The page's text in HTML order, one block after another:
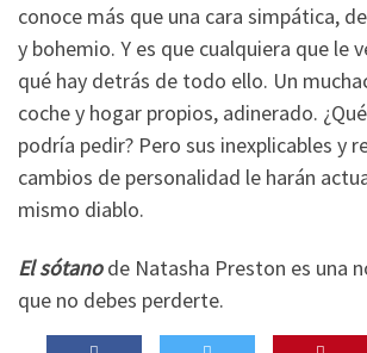
conoce más que una cara simpática,
y bohemio. Y es que cualquiera que le
qué hay detrás de todo ello. Un
coche y hogar propios, adinerado.
podría pedir? Pero sus inexplicables y
cambios de personalidad le harán
mismo diablo.
El sótanode Natasha Preston es una
que no debes perderte.